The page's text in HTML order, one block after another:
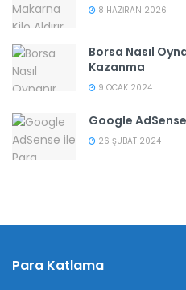
8 HAZIRAN 2026
Borsa Nasıl
Kazanma
9 OCAK 2024
Google
26 ŞUBAT 2024
Para Katlama